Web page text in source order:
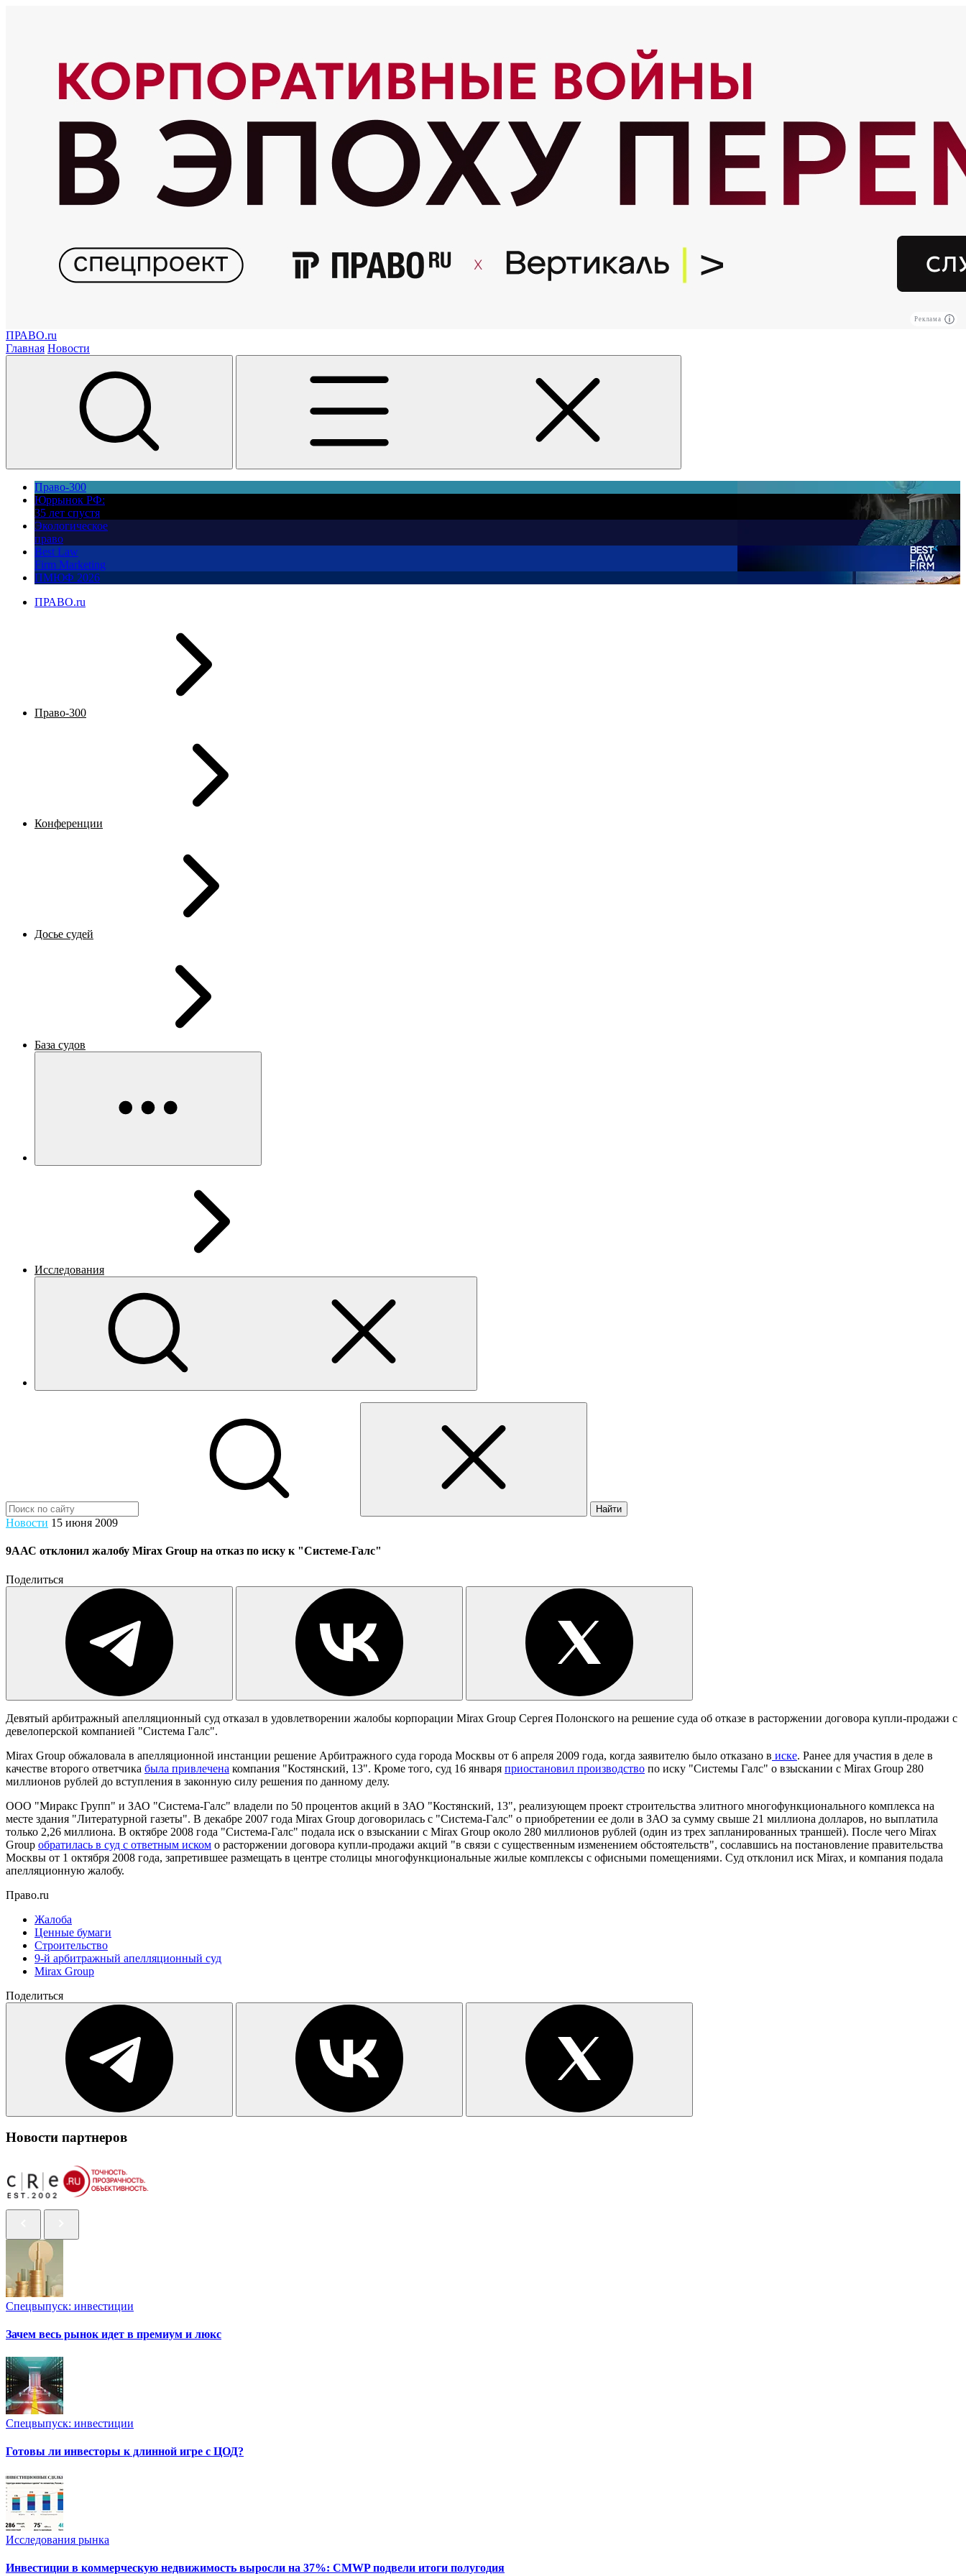
Реклама
ПРАВО.ru
Главная Новости
Право-300
Юррынок РФ:
35 лет спустя
Экологическое
право
Best Law
Firm Marketing
ПМЮФ 2026
ПРАВО.ru
Право-300
Конференции
Досье судей
База судов
Исследования
Найти
Новости 15 июня 2009
9ААС отклонил жалобу Mirax Group на отказ по иску к "Системе-Галс"
Поделиться
Девятый арбитражный апелляционный суд отказал в удовлетворении жалобы корпорации Mirax Group Сергея Полонского на решение суда об отказе в расторжении договора купли-продажи с
девелоперской компанией "Система Галс".
Mirax Group обжаловала в апелляционной инстанции решение Арбитражного суда города Москвы от 6 апреля 2009 года, когда заявителю было отказано в иске. Ранее для участия в деле в
качестве второго ответчика была привлечена компания "Костянский, 13". Кроме того, суд 16 января приостановил производство по иску "Системы Галс" о взыскании с Mirax Group 280
миллионов рублей до вступления в законную силу решения по данному делу.
ООО "Миракс Групп" и ЗАО "Система-Галс" владели по 50 процентов акций в ЗАО "Костянский, 13", реализующем проект строительства элитного многофункционального комплекса на
месте здания "Литературной газеты". В декабре 2007 года Mirax Group договорилась с "Система-Галс" о приобретении ее доли в ЗАО за сумму свыше 21 миллиона долларов, но выплатила
только 2,26 миллиона. В октябре 2008 года "Система-Галс" подала иск о взыскании с Mirax Group около 280 миллионов рублей (один из трех запланированных траншей). После чего Mirax
Group обратилась в суд с ответным иском о расторжении договора купли-продажи акций "в связи с существенным изменением обстоятельств", сославшись на постановление правительства
Москвы от 1 октября 2008 года, запретившее размещать в центре столицы многофункциональные жилые комплексы с офисными помещениями. Суд отклонил иск Mirax, и компания подала
апелляционную жалобу.
Право.ru
Жалоба
Ценные бумаги
Строительство
9-й арбитражный апелляционный суд
Mirax Group
Поделиться
Новости партнеров
Спецвыпуск: инвестиции
Зачем весь рынок идет в премиум и люкс
Спецвыпуск: инвестиции
Готовы ли инвесторы к длинной игре с ЦОД?
Исследования рынка
Инвестиции в коммерческую недвижимость выросли на 37%: CMWP подвели итоги полугодия